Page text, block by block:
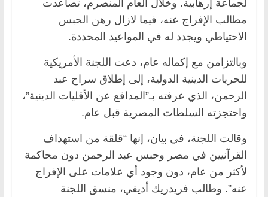
لجماعة إرهابية. وخلال العام المنصرم، تصاعدت
مطالب الإفراج عنه، فيما لازال رهن الحبس
الاحتياطي ويجدد له في المواعيد المحددة.
وبالتزامن مع إكماله عام، دعت اللجنة الأمريكية
للحريات الدينية الدولية، إلى إطلاق سراح عبد
الرحمن، الذي عرفته بـ”المدافع عن الأقليات الدينية”،
واحتجزته السلطات المصرية قبل عام.
وقالت اللجنة، في بيان، إنها “قلقة من استهداف
القرآنيين في مصر وحبس عبد الرحمن دون محاكمة
لأكثر من عام، دون وجود أي علامات على الإفراج
عنه”. وطالب فريدريك أديفي، منسق اللجنة